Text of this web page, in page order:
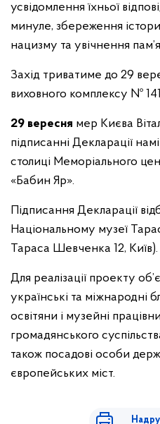
усвідомлення їхньої
минуле, збереження
нацизму та увічнення
Захід триватиме до 29
виховного комплексу №
29 вересня мер Києва
підписанні Декларації
столиці Меморіального
«Бабин Яр».
Підписання Декларації
Національному музеї
Тараса Шевченка 12, Київ).
Для реалізації проекту
українські та міжнародні
освітяни і музейні
громадянського
також посадові особи
європейських міст.